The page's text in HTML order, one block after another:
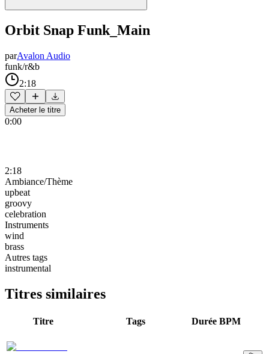
Orbit Snap Funk_Main
parAvalon Audio
funk/r&b
2:18
Acheter le titre
0:00
2:18
Ambiance/Thème
upbeat
groovy
celebration
Instruments
wind
brass
Autres tags
instrumental
Titres similaires
Titre Tags Durée BPM